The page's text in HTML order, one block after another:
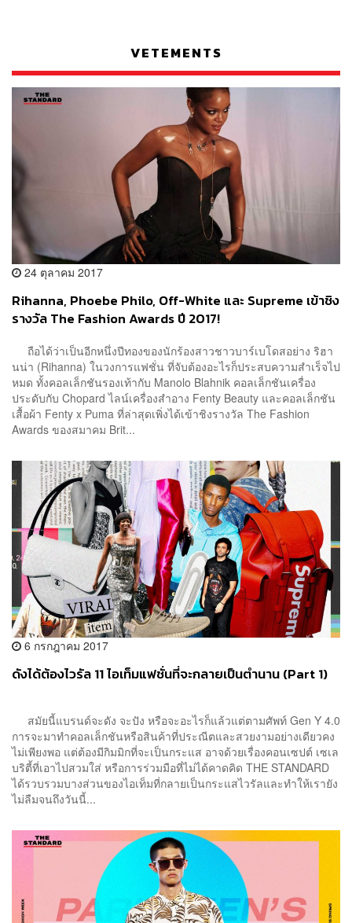
VETEMENTS
24 ตุลาคม 2017
Rihanna, Phoebe Philo, Off-White และ Supreme เข้าชิง
รางวัล The Fashion Awards ปี 2017!
ถือได้ว่าเป็นอีกหนึ่งปีทองของนักร้องสาวชาวบาร์เบโดสอย่าง ริฮา
นน่า (Rihanna) ในวงการแฟชั่น ที่จับต้องอะไรก็ประสบความสำเร็จไป
หมด ทั้งคอลเล็กชันรองเท้ากับ Manolo Blahnik คอลเล็กชันเครื่อง
ประดับกับ Chopard ไลน์เครื่องสำอาง Fenty Beauty และคอลเล็กชัน
เสื้อผ้า Fenty x Puma ที่ล่าสุดเพิ่งได้เข้าชิงรางวัล The Fashion
Awards ของสมาคม Brit...
6 กรกฎาคม 2017
ดังได้ต้องไวรัล 11 ไอเท็มแฟชั่นที่จะกลายเป็นตำนาน (Part 1)
สมัยนี้แบรนด์จะดัง จะปัง หรือจะอะไรก็แล้วแต่ตามศัพท์ Gen Y 4.0
การจะมาทำคอลเล็กชันหรือสินค้าที่ประณีตและสวยงามอย่างเดียวคง
ไม่เพียงพอ แต่ต้องมีกิมมิกที่จะเป็นกระแส อาจด้วยเรื่องคอนเซปต์ เซเล
บริตี้ที่เอาไปสวมใส่ หรือการร่วมมือที่ไม่ได้คาดคิด THE STANDARD
ได้รวบรวมบางส่วนของไอเท็มที่กลายเป็นกระแสไวรัลและทำให้เรายัง
ไม่ลืมจนถึงวันนี้...